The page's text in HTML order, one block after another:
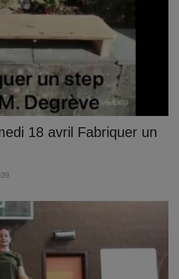
18 avril Fabriquer un